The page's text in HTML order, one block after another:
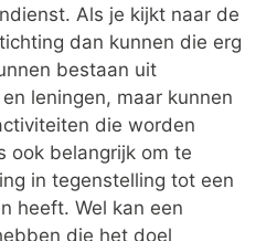
Als je kijkt naar de
dan kunnen die erg
bestaan uit
leningen, maar kunnen
die worden
ook belangrijk om te
in tegenstelling tot een
heeft. Wel kan een
die het doel